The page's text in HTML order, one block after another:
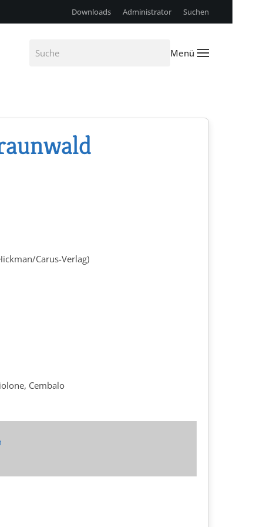
Downloads Administrator Suchen
Menü
Carus-Verlag)
Cembalo